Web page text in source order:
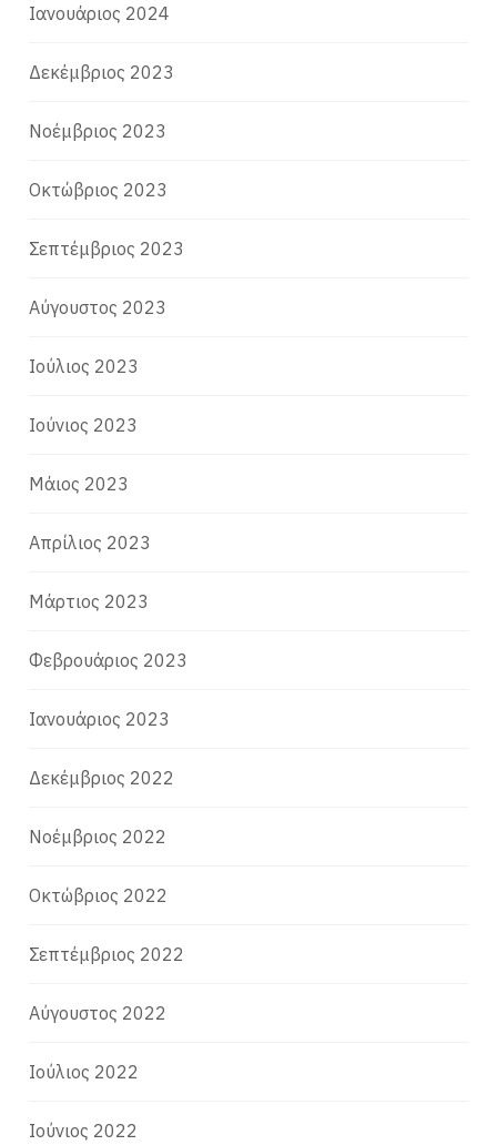
Ιανουάριος 2024
Δεκέμβριος 2023
Νοέμβριος 2023
Οκτώβριος 2023
Σεπτέμβριος 2023
Αύγουστος 2023
Ιούλιος 2023
Ιούνιος 2023
Μάιος 2023
Απρίλιος 2023
Μάρτιος 2023
Φεβρουάριος 2023
Ιανουάριος 2023
Δεκέμβριος 2022
Νοέμβριος 2022
Οκτώβριος 2022
Σεπτέμβριος 2022
Αύγουστος 2022
Ιούλιος 2022
Ιούνιος 2022